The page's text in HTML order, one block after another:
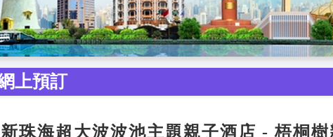
上預訂
新珠海超大波波池主題親子酒店 - 梧桐